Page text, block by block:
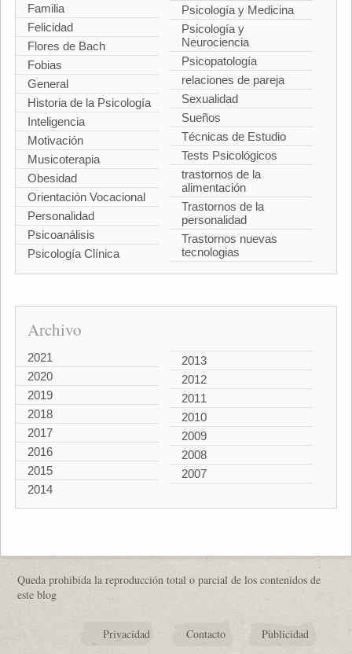
Familia
Felicidad
Flores de Bach
Fobias
General
Historia de la Psicología
Inteligencia
Motivación
Musicoterapia
Obesidad
Orientación Vocacional
Personalidad
Psicoanálisis
Psicología Clínica
Psicología y Medicina
Psicología y
Neurociencia
Psicopatología
relaciones de pareja
Sexualidad
Sueños
Técnicas de Estudio
Tests Psicológicos
trastornos de la
alimentación
Trastornos de la
personalidad
Trastornos nuevas
tecnologias
Archivo
2021
2020
2019
2018
2017
2016
2015
2014
2013
2012
2011
2010
2009
2008
2007
Queda prohibida la reproducción total o parcial de los contenidos de
este blog
Privacidad Contacto Publicidad